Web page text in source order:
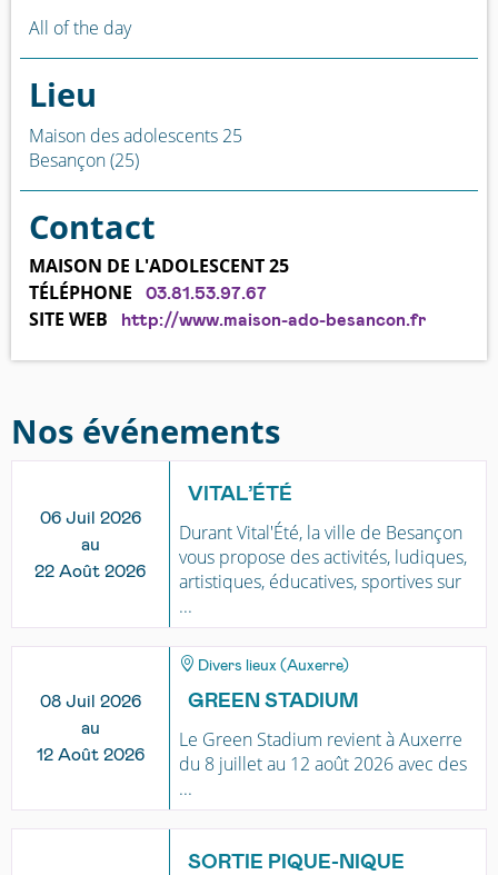
All of the day
Lieu
Maison des adolescents 25
Besançon (25)
Contact
MAISON DE L'ADOLESCENT 25
TÉLÉPHONE
03.81.53.97.67
SITE WEB http://www.maison-ado-besancon.fr
Nos événements
06 Juil 2026
au
22 Août 2026
VITAL’ÉTÉ
Durant Vital'Été, la ville de Besançon
vous propose des activités, ludiques,
artistiques, éducatives, sportives sur
...
08 Juil 2026
au
12 Août 2026
Divers lieux (Auxerre)
GREEN STADIUM
Le Green Stadium revient à Auxerre
du 8 juillet au 12 août 2026 avec des
...
SORTIE PIQUE-NIQUE